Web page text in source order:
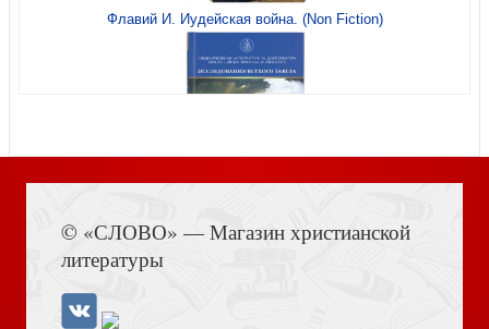
Другой Утешитель. Икона Пресвятой Троицы
преподобного Андрея Рублева
«Старец Порфирий мне сказал...»: Свидетельства
Флавий И. Иудейская война. (Non Fiction)
© «СЛОВО» — Магазин христианской
литературы